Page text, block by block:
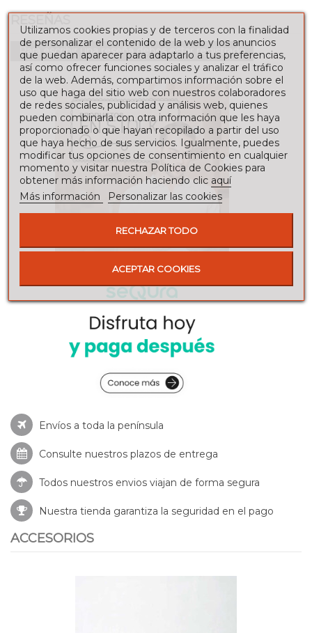
Para escribir una reseña debes estar registrado
Envíos a toda la península
Consulte nuestros plazos de entrega
Todos nuestros envios viajan de forma segura
Nuestra tienda garantiza la seguridad en el pago
ACCESORIOS
Utilizamos cookies propias y de terceros con la finalidad
de personalizar el contenido de la web y los anuncios
que puedan aparecer para adaptarlo a tus preferencias,
así como ofrecer funciones sociales y analizar el tráfico
de la web. Además, compartimos información sobre el
uso que haga del sitio web con nuestros colaboradores
de redes sociales, publicidad y análisis web, quienes
pueden combinarla con otra información que les haya
proporcionado o que hayan recopilado a partir del uso
que haya hecho de sus servicios. Igualmente, puedes
modificar tus opciones de consentimiento en cualquier
momento y visitar nuestra Política de Cookies para
obtener más información haciendo clic aquí
Más información
Personalizar las cookies
RECHAZAR TODO
ACEPTAR COOKIES